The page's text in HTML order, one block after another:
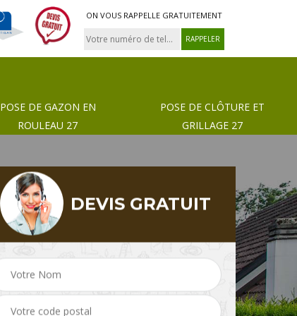
ON VOUS RAPPELLE GRATUITEMENT
POSE DE GAZON EN
ROULEAU 27
POSE DE CLÔTURE ET
GRILLAGE 27
Paysagiste 27 Pose de gazon en
rouleau 27
DEVIS GRATUIT